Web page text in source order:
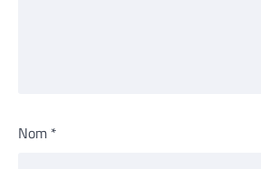
Nom *